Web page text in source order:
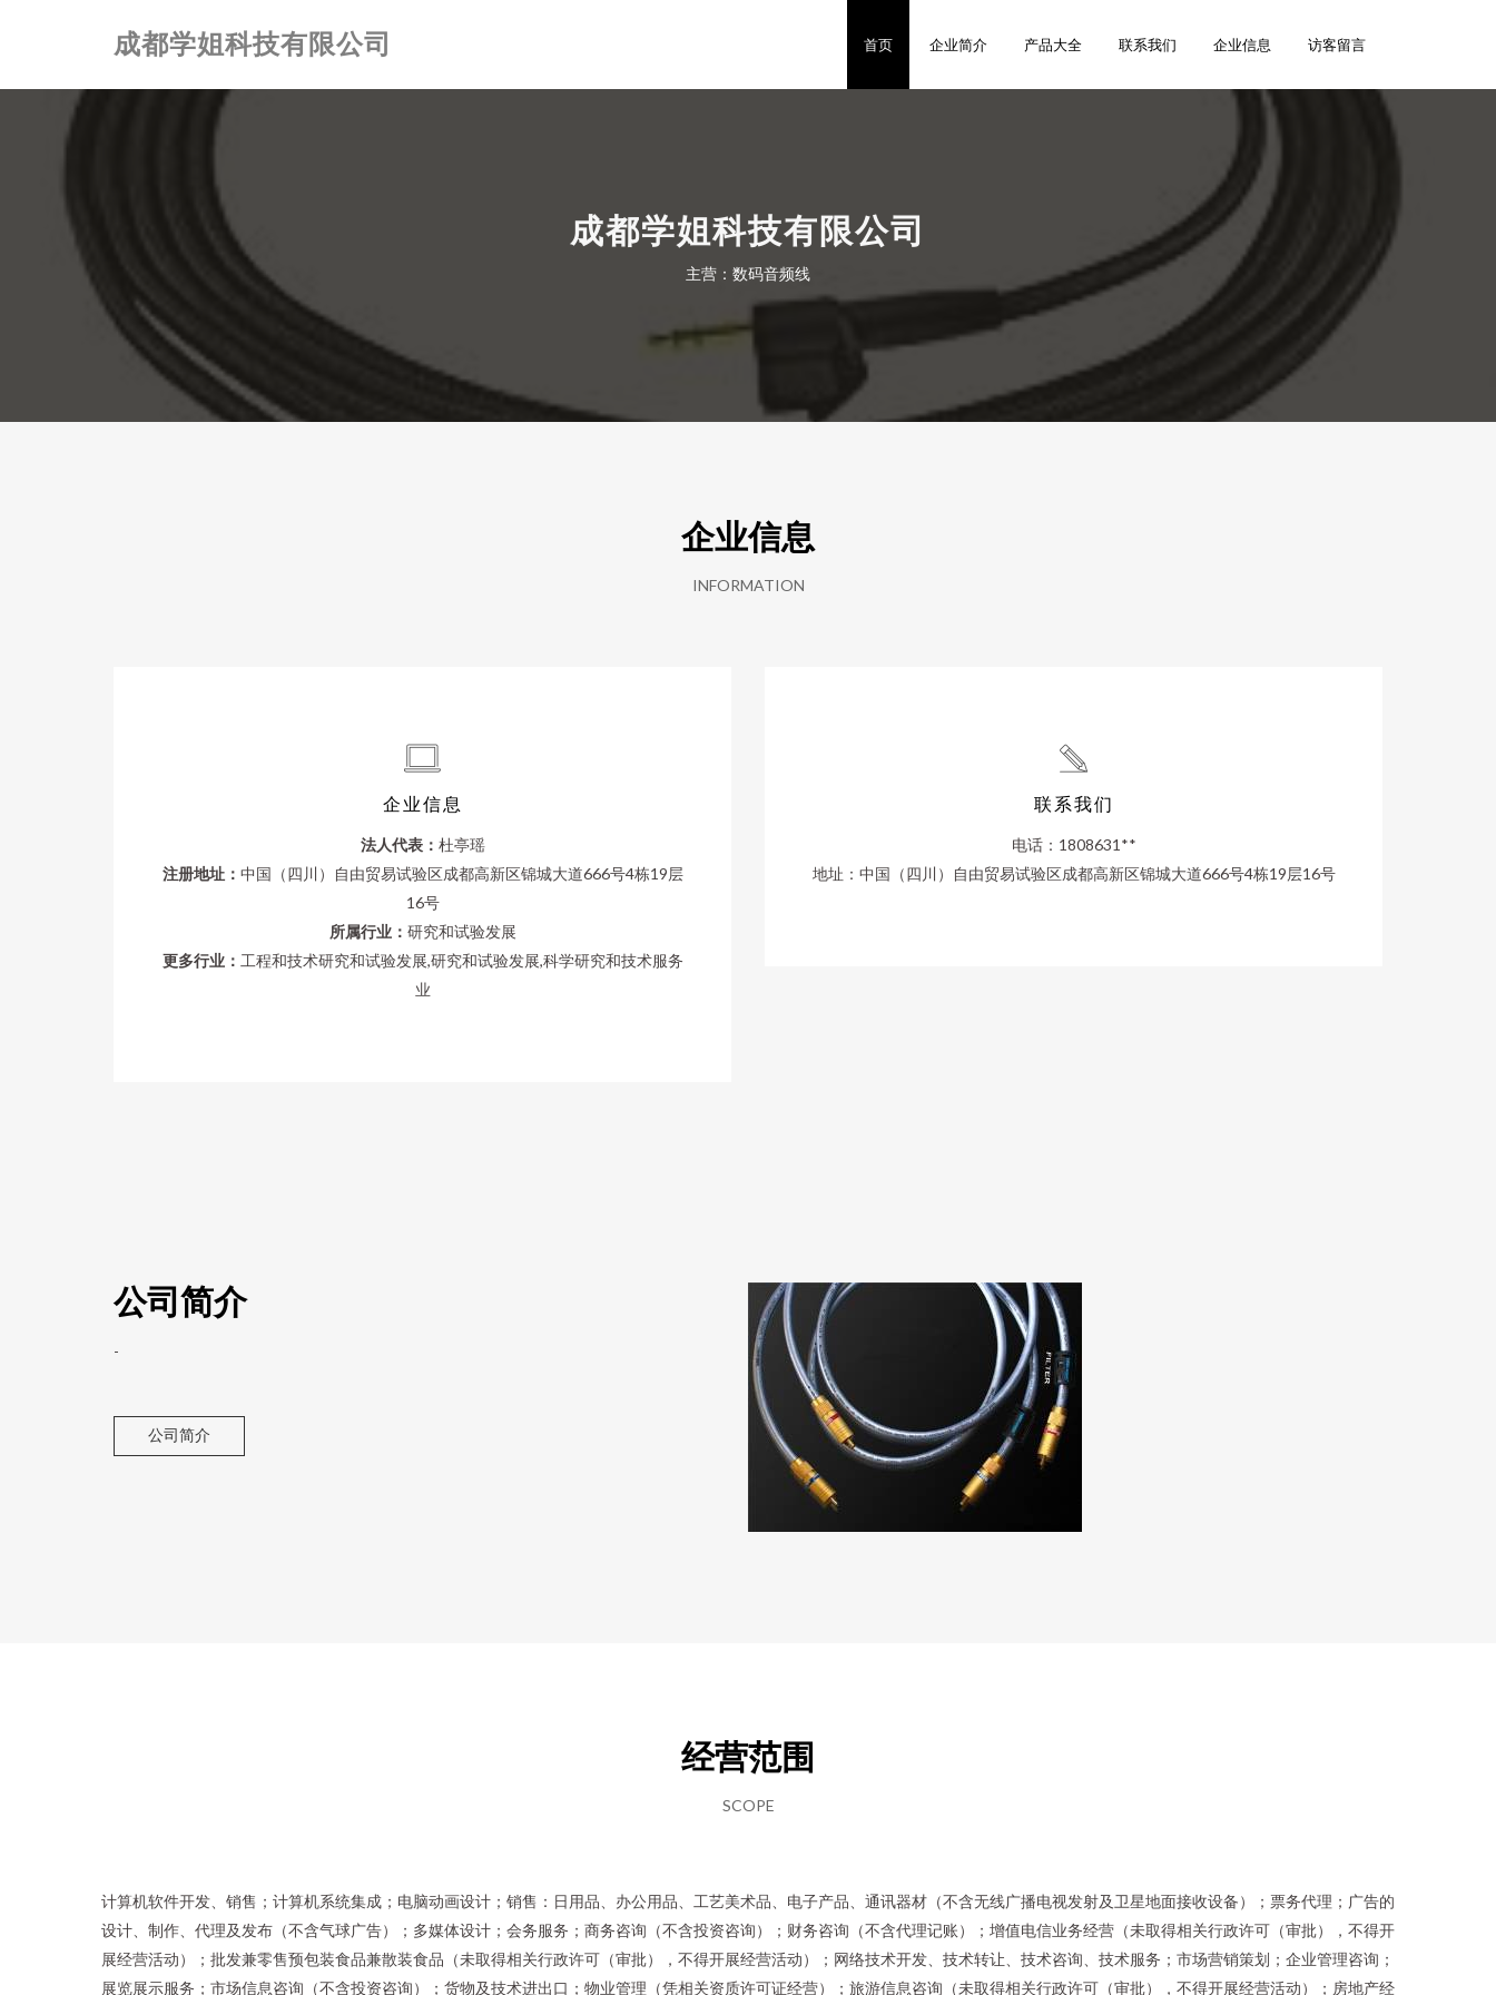
成都学姐科技有限公司 首页 企业简介 产品大全 联系我们 企业信息 访客留言
成都学姐科技有限公司
主营：数码音频线
企业信息
INFORMATION
企业信息
法人代表： 杜亭瑶
注册地址： 中国（四川）自由贸易试验区成都高新区锦城大道666号4栋19层
16号
所属行业： 研究和试验发展
更多行业： 工程和技术研究和试验发展,研究和试验发展,科学研究和技术服务
业
联系我们
电话：1808631**
地址：中国（四川）自由贸易试验区成都高新区锦城大道666号4栋19层16号
公司简介
-
公司简介
经营范围
SCOPE
计算机软件开发、销售；计算机系统集成；电脑动画设计；销售：日用品、办公用品、工艺美术品、电子产品、通讯器材（不含无线广播电视发射及卫星地面接收设备）；票务代理；广告的
设计、制作、代理及发布（不含气球广告）；多媒体设计；会务服务；商务咨询（不含投资咨询）；财务咨询（不含代理记账）；增值电信业务经营（未取得相关行政许可（审批），不得开
展经营活动）；批发兼零售预包装食品兼散装食品（未取得相关行政许可（审批），不得开展经营活动）；网络技术开发、技术转让、技术咨询、技术服务；市场营销策划；企业管理咨询；
展览展示服务；市场信息咨询（不含投资咨询）；货物及技术进出口；物业管理（凭相关资质许可证经营）；旅游信息咨询（未取得相关行政许可（审批），不得开展经营活动）；房地产经